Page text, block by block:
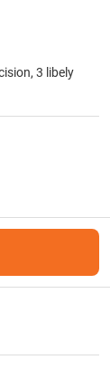
3 libely